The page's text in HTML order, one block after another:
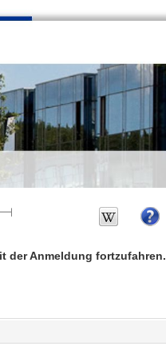
der Anmeldung fortzufahren.